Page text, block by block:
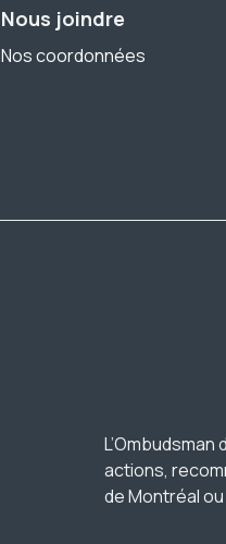
Nous joindre
Nos coordonnées
actions,
de Montréal